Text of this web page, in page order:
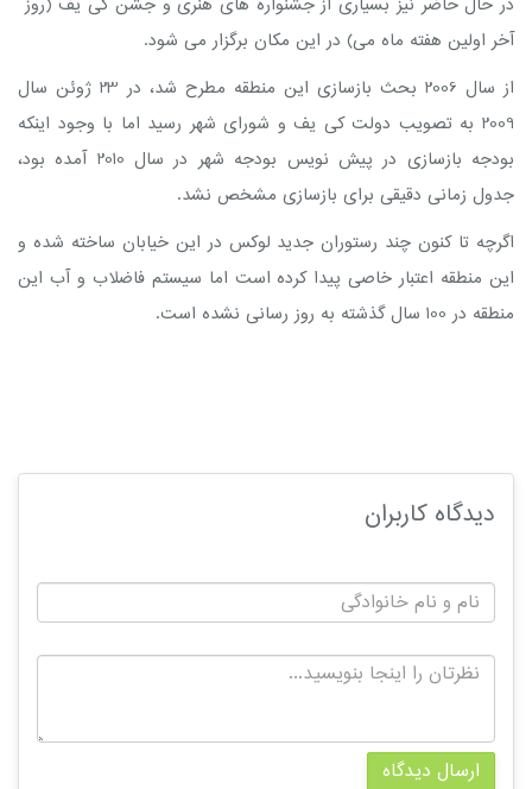
آخر اولین هفته ماه می) در این مکان برگزار می شود.
از سال 2006 بحث بازسازی این منطقه مطرح شد، در 23 ژوئن سال
2009 به تصویب دولت کی یف و شورای شهر رسید اما با وجود اینکه
بودجه بازسازی در پیش نویس بودجه شهر در سال 2010 آمده بود،
جدول زمانی دقیقی برای بازسازی مشخص نشد.
اگرچه تا کنون چند رستوران جدید لوکس در این خیابان ساخته شده و
این منطقه اعتبار خاصی پیدا کرده است اما سیستم فاضلاب و آب این
منطقه در 100 سال گذشته به روز رسانی نشده است.
دیدگاه کاربران
ارسال دیدگاه